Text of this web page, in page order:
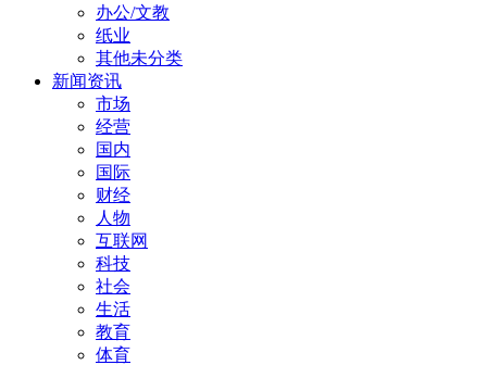
办公/文教
纸业
其他未分类
新闻资讯
市场
经营
国内
国际
财经
人物
互联网
科技
社会
生活
教育
体育